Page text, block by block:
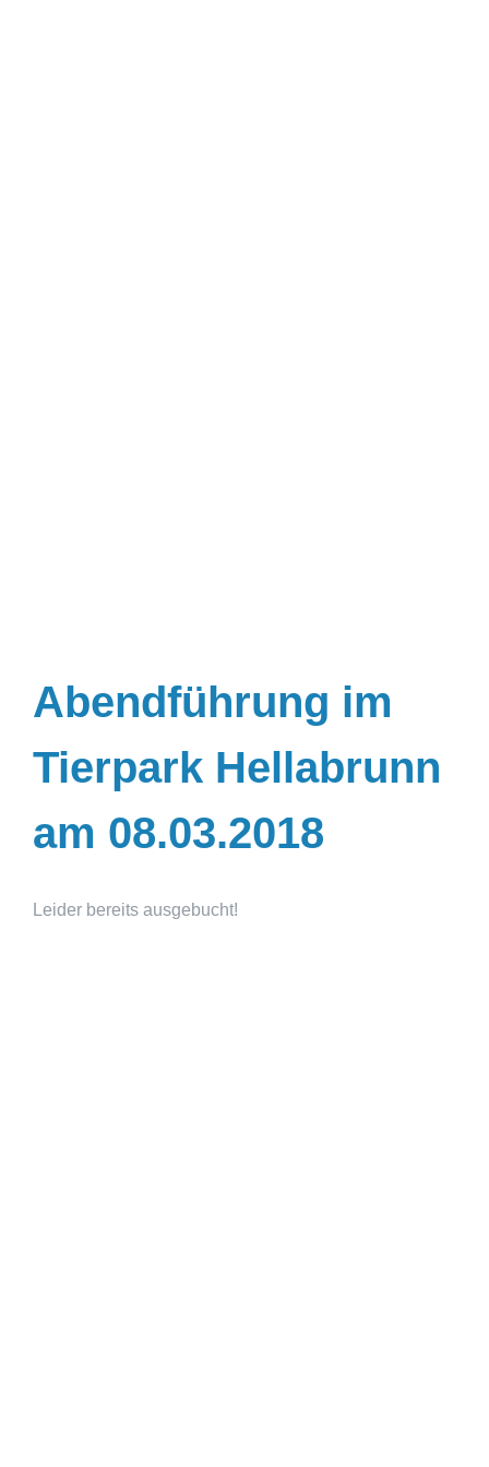
Abendführung im
Tierpark Hellabrunn
am 08.03.2018
Leider bereits ausgebucht!